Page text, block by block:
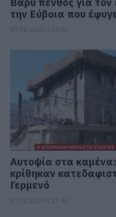
την Εύβοια που
Αυτοψία στα
κρίθηκαν
Γερμενό